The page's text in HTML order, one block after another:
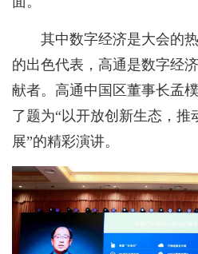
其中数字经济是大会的
的出色代表，高通是数字经
献者。高通中国区董事长孟
了题为“以开放创新生态，推
展”的精彩演讲。